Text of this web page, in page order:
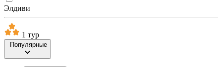
Элдиви
1 тур
Популярные